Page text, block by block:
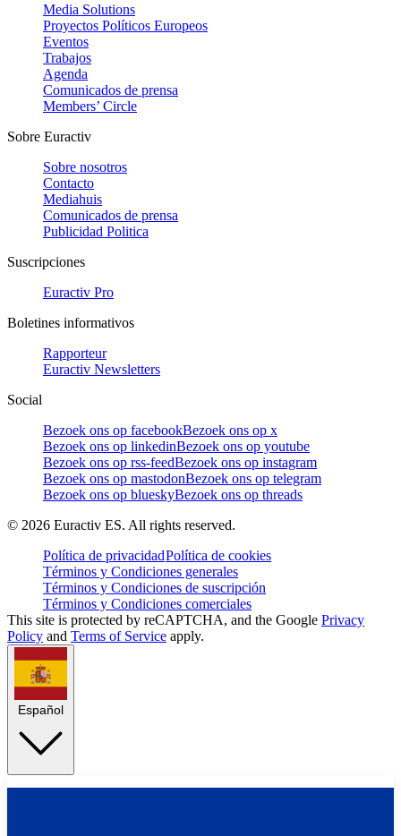
Media Solutions
Proyectos Políticos Europeos
Eventos
Trabajos
Agenda
Comunicados de prensa
Members’ Circle
Sobre Euractiv
Sobre nosotros
Contacto
Mediahuis
Comunicados de prensa
Publicidad Politica
Suscripciones
Euractiv Pro
Boletines informativos
Rapporteur
Euractiv Newsletters
Social
Bezoek ons op facebookBezoek ons op x
Bezoek ons op linkedinBezoek ons op youtube
Bezoek ons op rss-feedBezoek ons op instagram
Bezoek ons op mastodonBezoek ons op telegram
Bezoek ons op blueskyBezoek ons op threads
© 2026 Euractiv ES. All rights reserved.
Política de privacidadPolítica de cookies
Términos y Condiciones generales
Términos y Condiciones de suscripción
Términos y Condiciones comerciales
This site is protected by reCAPTCHA, and the Google Privacy
Policy and Terms of Service apply.
Español